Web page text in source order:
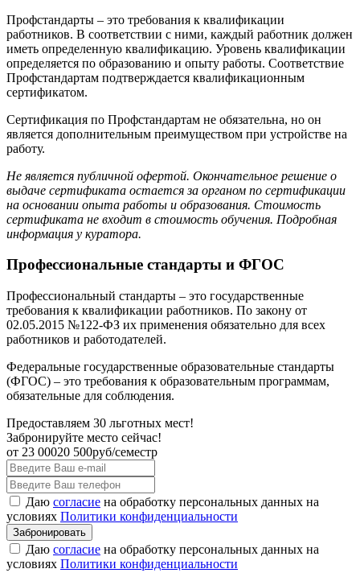
Профстандарты – это требования к квалификации
работников. В соответствии с ними, каждый работник должен
иметь определенную квалификацию. Уровень квалификации
определяется по образованию и опыту работы. Соответствие
Профстандартам подтверждается квалификационным
сертификатом.
Сертификация по Профстандартам не обязательна, но он
является дополнительным преимуществом при устройстве на
работу.
Не является публичной офертой. Окончательное решение о
выдаче сертификата остается за органом по сертификации
на основании опыта работы и образования. Стоимость
сертификата не входит в стоимость обучения. Подробная
информация у куратора.
Профессиональные стандарты и ФГОС
Профессиональный стандарты – это государственные
требования к квалификации работников. По закону от
02.05.2015 №122-ФЗ их применения обязательно для всех
работников и работодателей.
Федеральные государственные образовательные стандарты
(ФГОС) – это требования к образовательным программам,
обязательные для соблюдения.
Предоставляем 30 льготных мест!
Забронируйте место сейчас!
от 23 00020 500руб/семестр
Даю согласие на обработку персональных данных на
условиях Политики конфиденциальности
Даю согласие на обработку персональных данных на
условиях Политики конфиденциальности